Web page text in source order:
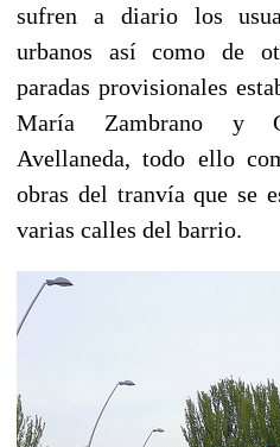
sufren a diario los
urbanos así como de
paradas provisionales
María Zambrano y
Avellaneda, todo ello
obras del tranvía que se
varias calles del barrio.